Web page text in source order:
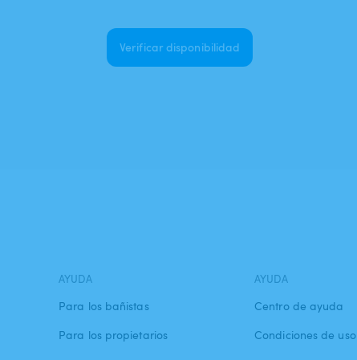
Verificar disponibilidad
AYUDA
Para los bañistas
Para los propietarios
AYUDA
Centro de ayuda
Condiciones de uso